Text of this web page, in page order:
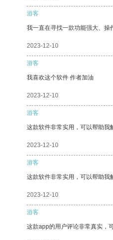
游客
我一直在寻找一款功能强大、操
2023-12-10
游客
我喜欢这个软件 作者加油
2023-12-10
游客
这款软件非常实用，可以帮助我
2023-12-10
游客
这款软件非常实用，可以帮助我
2023-12-10
游客
这款app的用户评论非常真实，